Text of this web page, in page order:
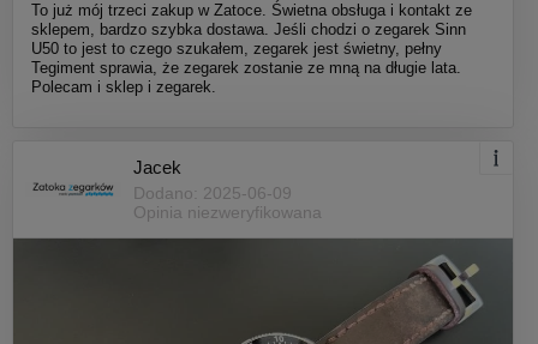
To już mój trzeci zakup w Zatoce. Świetna obsługa i kontakt ze
sklepem, bardzo szybka dostawa. Jeśli chodzi o zegarek Sinn
U50 to jest to czego szukałem, zegarek jest świetny, pełny
Tegiment sprawia, że zegarek zostanie ze mną na długie lata.
Polecam i sklep i zegarek.
Jacek
Dodano: 2025-06-09
Opinia niezweryfikowana